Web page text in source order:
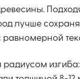
лучше
радиусом